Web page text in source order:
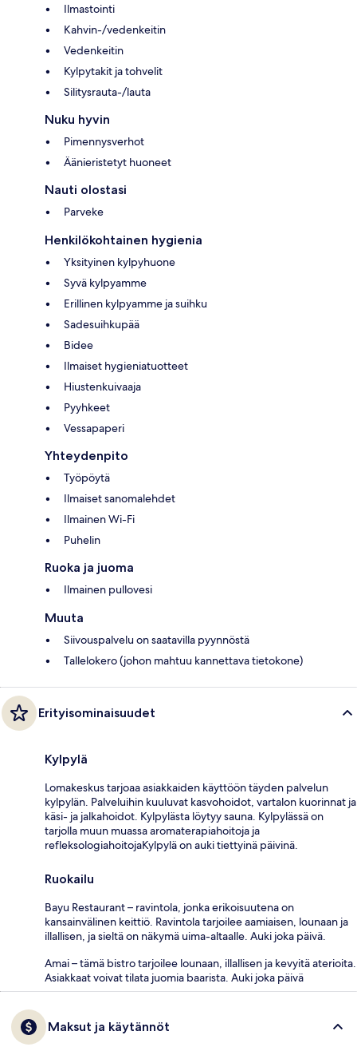
Ilmastointi
Kahvin-/vedenkeitin
Vedenkeitin
Kylpytakit ja tohvelit
Silitysrauta-/lauta
Nuku hyvin
Pimennysverhot
Äänieristetyt huoneet
Nauti olostasi
Parveke
Henkilökohtainen hygienia
Yksityinen kylpyhuone
Syvä kylpyamme
Erillinen kylpyamme ja suihku
Sadesuihkupää
Bidee
Ilmaiset hygieniatuotteet
Hiustenkuivaaja
Pyyhkeet
Vessapaperi
Yhteydenpito
Työpöytä
Ilmaiset sanomalehdet
Ilmainen Wi-Fi
Puhelin
Ruoka ja juoma
Ilmainen pullovesi
Muuta
Siivouspalvelu on saatavilla pyynnöstä
Tallelokero (johon mahtuu kannettava tietokone)
Erityisominaisuudet
Kylpylä
Lomakeskus tarjoaa asiakkaiden käyttöön täyden palvelun
kylpylän. Palveluihin kuuluvat kasvohoidot, vartalon kuorinnat ja
käsi- ja jalkahoidot. Kylpylästa löytyy sauna. Kylpylässä on
tarjolla muun muassa aromaterapiahoitoja ja
refleksologiahoitojaKylpylä on auki tiettyinä päivinä.
Ruokailu
Bayu Restaurant – ravintola, jonka erikoisuutena on
kansainvälinen keittiö. Ravintola tarjoilee aamiaisen, lounaan ja
illallisen, ja sieltä on näkymä uima-altaalle. Auki joka päivä.
Amai – tämä bistro tarjoilee lounaan, illallisen ja kevyitä aterioita.
Asiakkaat voivat tilata juomia baarista. Auki joka päivä
Maksut ja käytännöt